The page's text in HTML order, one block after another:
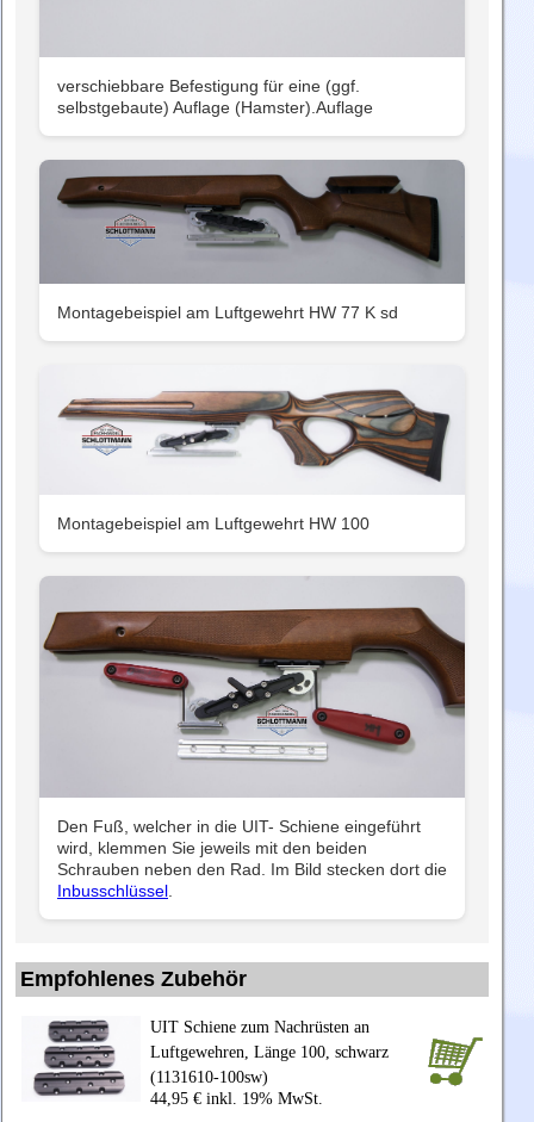
verschiebbare Befestigung für eine (ggf.
selbstgebaute) Auflage (Hamster).Auflage
Montagebeispiel am Luftgewehrt HW 77 K sd
Montagebeispiel am Luftgewehrt HW 100
Den Fuß, welcher in die UIT- Schiene eingeführt
wird, klemmen Sie jeweils mit den beiden
Schrauben neben den Rad. Im Bild stecken dort die
Inbusschlüssel.
Empfohlenes Zubehör
UIT Schiene zum Nachrüsten an
Luftgewehren, Länge 100, schwarz
(1131610-100sw)
44,95 € inkl. 19% MwSt.